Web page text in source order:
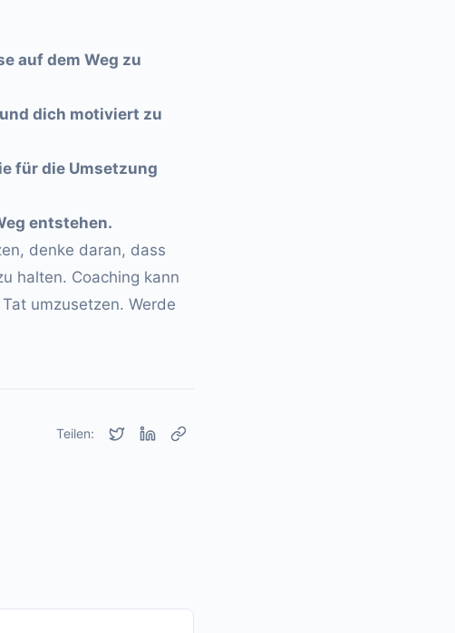
auf dem Weg zu
dich motiviert zu
für die Umsetzung
entstehen.
denke daran, dass
halten. Coaching kann
umzusetzen. Werde
Teilen: